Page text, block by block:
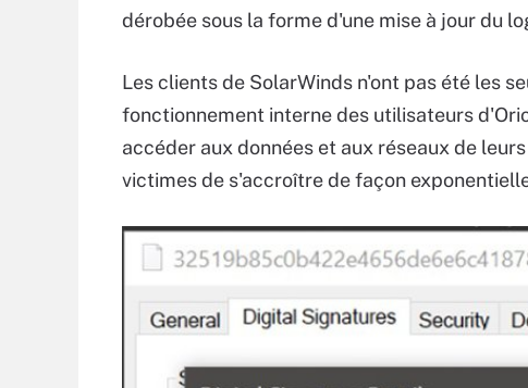
dérobée sous la forme d'une mise à jour du
Les clients de SolarWinds n'ont pas été les
fonctionnement interne des utilisateurs
accéder aux données et aux réseaux de
victimes de s'accroître de façon